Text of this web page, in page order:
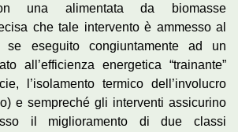
una alimentata da biomasse
che tale intervento è ammesso al
se eseguito congiuntamente ad un
all’efficienza energetica “trainante”
l’isolamento termico dell’involucro
e sempreché gli interventi assicurino
il miglioramento di due classi